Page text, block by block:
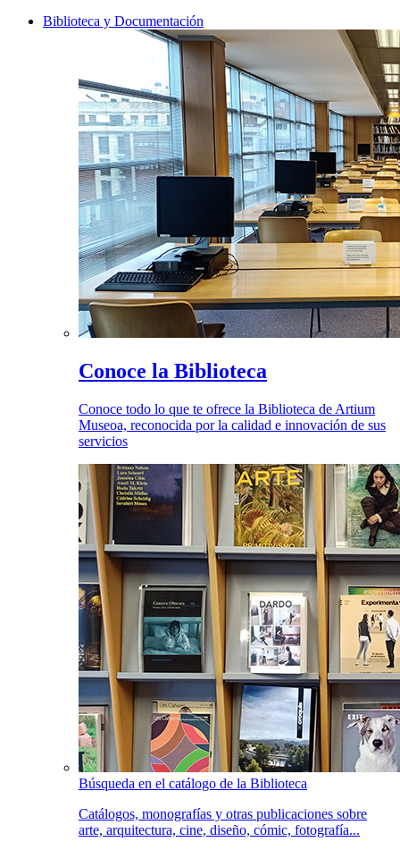
Biblioteca y Documentación
Conoce la Biblioteca
Conoce todo lo que te ofrece la Biblioteca de Artium
Museoa, reconocida por la calidad e innovación de sus
servicios
Búsqueda en el catálogo de la Biblioteca
Catálogos, monografías y otras publicaciones sobre
arte, arquitectura, cine, diseño, cómic, fotografía...